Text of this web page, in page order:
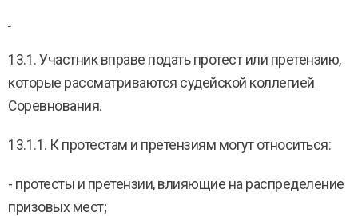
13.1. Участник вправе подать протест или претензию,
которые рассматриваются судейской коллегией
Соревнования.
13.1.1. К протестам и претензиям могут относиться:
- протесты и претензии, влияющие на распределение
призовых мест;